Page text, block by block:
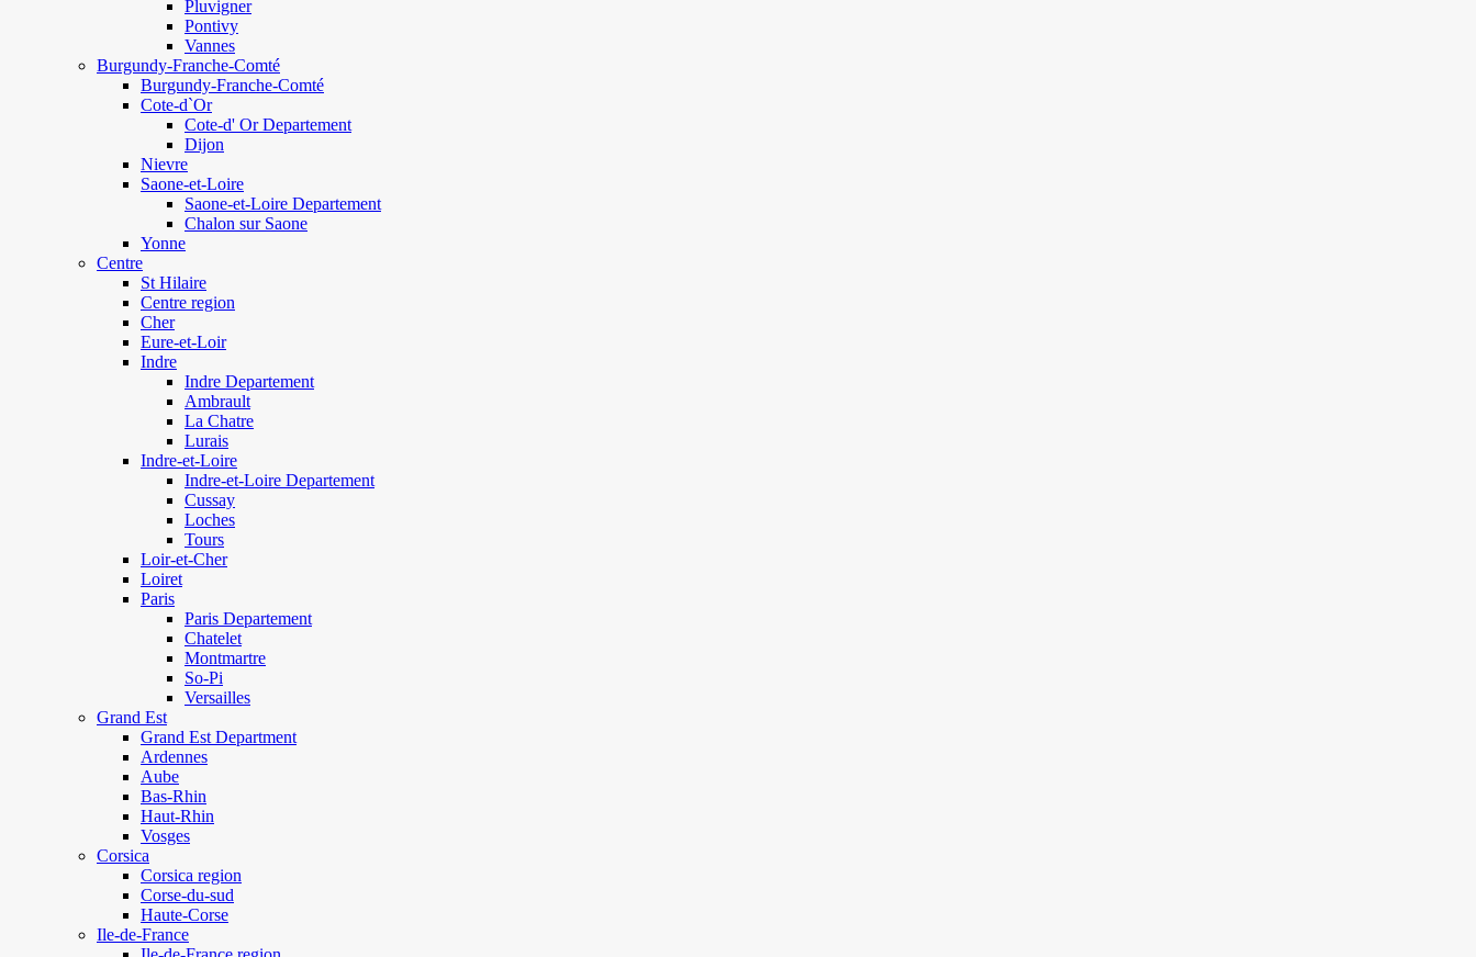
Pluvigner
Pontivy
Vannes
Burgundy-Franche-Comté
Burgundy-Franche-Comté
Cote-d`Or
Cote-d' Or Departement
Dijon
Nievre
Saone-et-Loire
Saone-et-Loire Departement
Chalon sur Saone
Yonne
Centre
St Hilaire
Centre region
Cher
Eure-et-Loir
Indre
Indre Departement
Ambrault
La Chatre
Lurais
Indre-et-Loire
Indre-et-Loire Departement
Cussay
Loches
Tours
Loir-et-Cher
Loiret
Paris
Paris Departement
Chatelet
Montmartre
So-Pi
Versailles
Grand Est
Grand Est Department
Ardennes
Aube
Bas-Rhin
Haut-Rhin
Vosges
Corsica
Corsica region
Corse-du-sud
Haute-Corse
Ile-de-France